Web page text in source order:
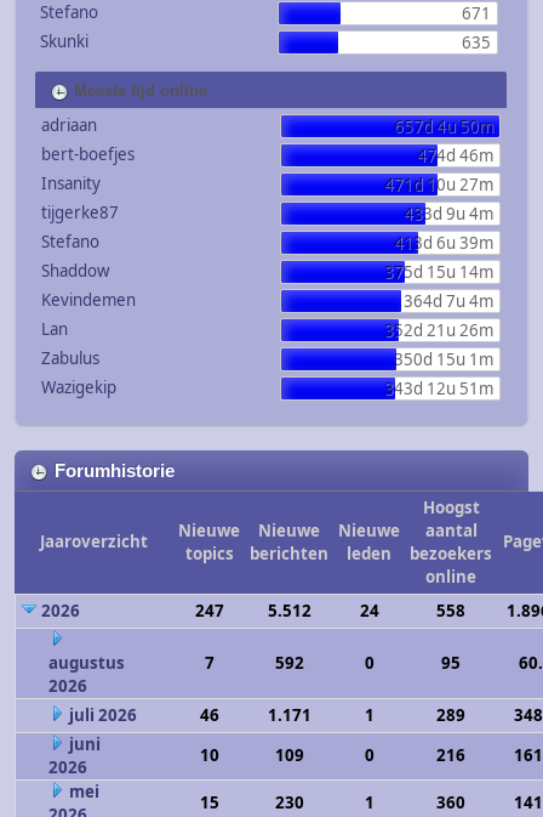
Stefano
671
Skunki
635
Meeste tijd online
adriaan
657d 4u 50m
bert-boefjes
474d 46m
Insanity
471d 10u 27m
tijgerke87
433d 9u 4m
Stefano
413d 6u 39m
Shaddow
375d 15u 14m
Kevindemen
364d 7u 4m
Lan
352d 21u 26m
Zabulus
350d 15u 1m
Wazigekip
343d 12u 51m
Forumhistorie
Jaaroverzicht
Nieuwe
topics
Nieuwe
berichten
Nieuwe
leden
Hoogst
aantal
bezoekers
online
2026 247 5.512 24 558
augustus
2026
7 592 0 95
juli 2026 46 1.171 1 289
juni
2026
10 109 0 216
mei
15 230 1 360